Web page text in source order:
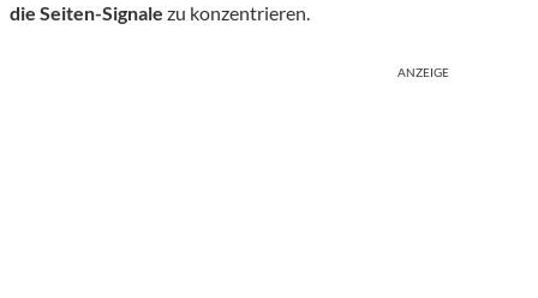
die Seiten-Signale zu konzentrieren.
ANZEIGE